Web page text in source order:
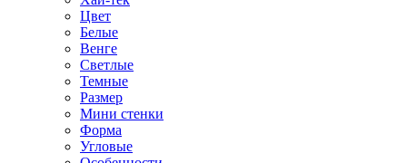
Цвет
Белые
Венге
Светлые
Темные
Размер
Мини стенки
Форма
Угловые